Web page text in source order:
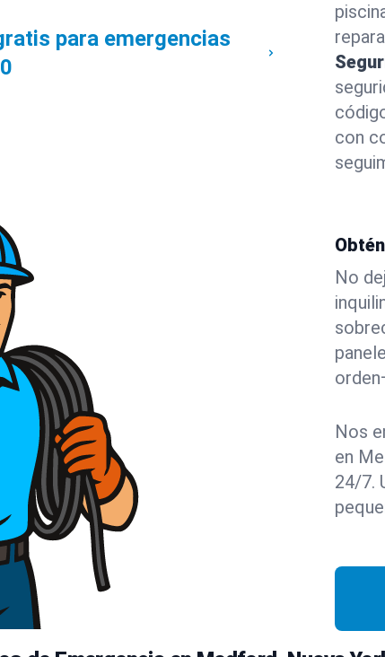
para emergencias
con
No
Nos
en
24/7.